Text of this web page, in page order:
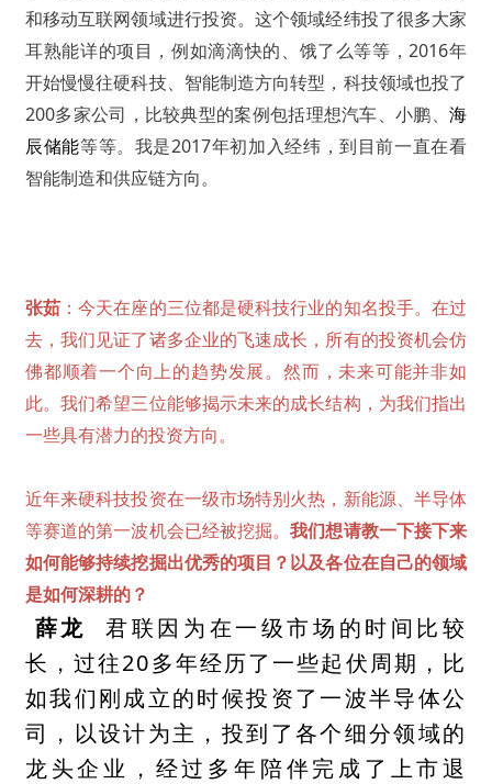
和移动互联网领域进行投资。这个领域经纬投了很多大家
耳熟能详的项目，例如滴滴快的、饿了么等等，2016年
开始慢慢往硬科技、智能制造方向转型，科技领域也投了
200多家公司，比较典型的案例包括理想汽车、小鹏、海
辰储能等等。我是2017年初加入经纬，到目前一直在看
智能制造和供应链方向。
张茹 ：今天在座的三位都是硬科技行业的知名投手。在过
去，我们见证了诸多企业的飞速成长，所有的投资机会仿
佛都顺着一个向上的趋势发展。然而，未来可能并非如
此。我们希望三位能够揭示未来的成长结构，为我们指出
一些具有潜力的投资方向。
近年来硬科技投资在一级市场特别火热，新能源、半导体
等赛道的第一波机会已经被挖掘。我们想请教一下接下来
如何能够持续挖掘出优秀的项目？以及各位在自己的领域
是如何深耕的？
薛龙
君联因为在一级市场的时间比较
长，过往20多年经历了一些起伏周期，比
如我们刚成立的时候投资了一波半导体公
司，以设计为主，投到了各个细分领域的
龙头企业，经过多年陪伴完成了上市退